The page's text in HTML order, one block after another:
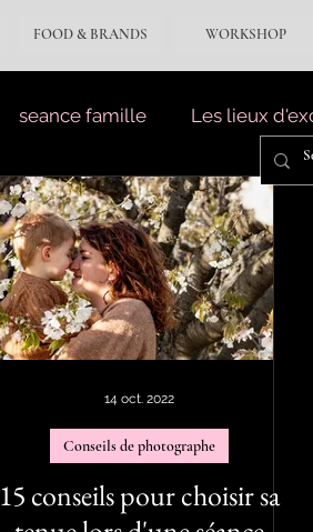
FOOD & BRANDS WORKSHOP
seance famille Les lieux
14 oct. 2022
Conseils de photographe
15 conseils pour choisir sa